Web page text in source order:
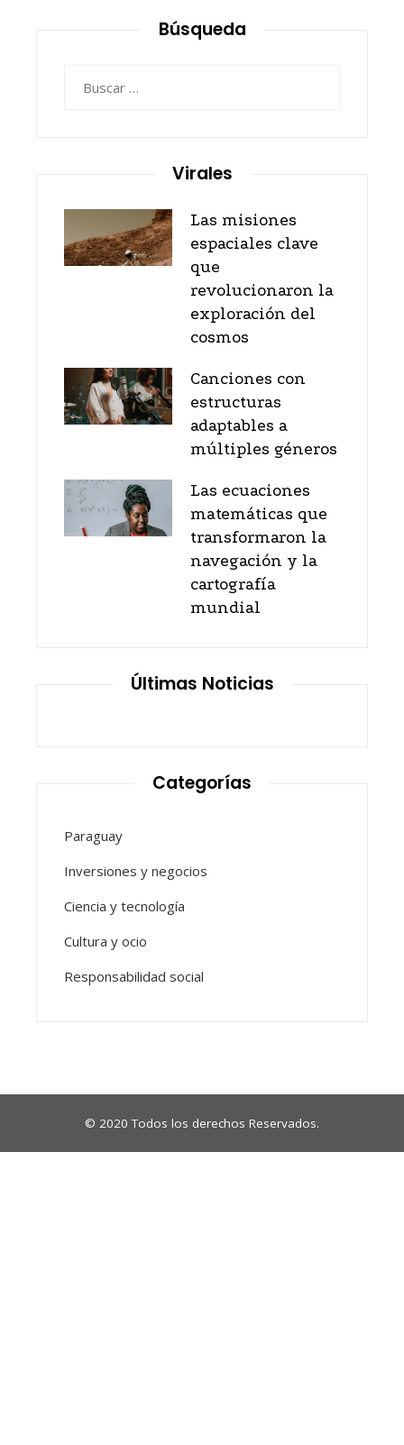
Búsqueda
Virales
Las misiones
espaciales clave
que
revolucionaron la
exploración del
cosmos
Canciones con
estructuras
adaptables a
múltiples géneros
Las ecuaciones
matemáticas que
transformaron la
navegación y la
cartografía
mundial
Últimas Noticias
Categorías
Paraguay
Inversiones y negocios
Ciencia y tecnología
Cultura y ocio
Responsabilidad social
© 2020 Todos los derechos Reservados.